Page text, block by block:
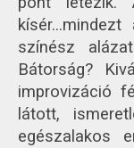
színész
Bátorság?
improvizáció
látott,
egészalakos